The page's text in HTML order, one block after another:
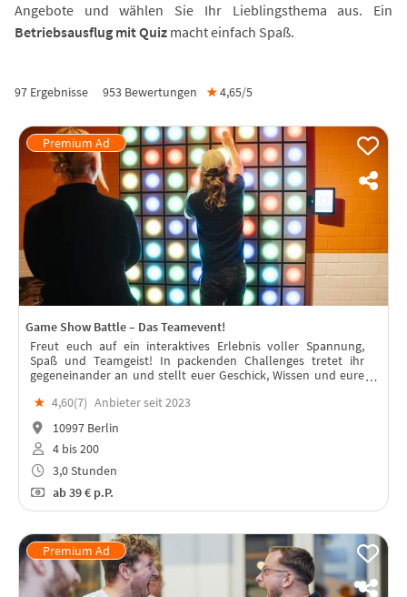
Angebote und wählen Sie Ihr Lieblingsthema aus. Ein
Betriebsausflug mit Quiz macht einfach Spaß.
97 Ergebnisse 953 Bewertungen ★4,65/5
Game Show Battle – Das Teamevent!
Freut euch auf ein interaktives Erlebnis voller Spannung,
Spaß und Teamgeist! In packenden Challenges tretet ihr
gegeneinander an und stellt euer Geschick, Wissen und eure
★ 4,60(7) Anbieter seit 2023
10997 Berlin
4 bis 200
3,0 Stunden
ab39 € p.P.